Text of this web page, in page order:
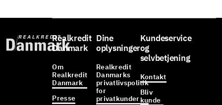
Realkredit
Danmark
Om
Realkredit
Danmark
Presse
Dine
oplysninger
Realkredit
Danmarks
privatlivspolitik
for
privatkunder
Kundeservice
og
selvbetjening
Kontakt
Bliv
kunde